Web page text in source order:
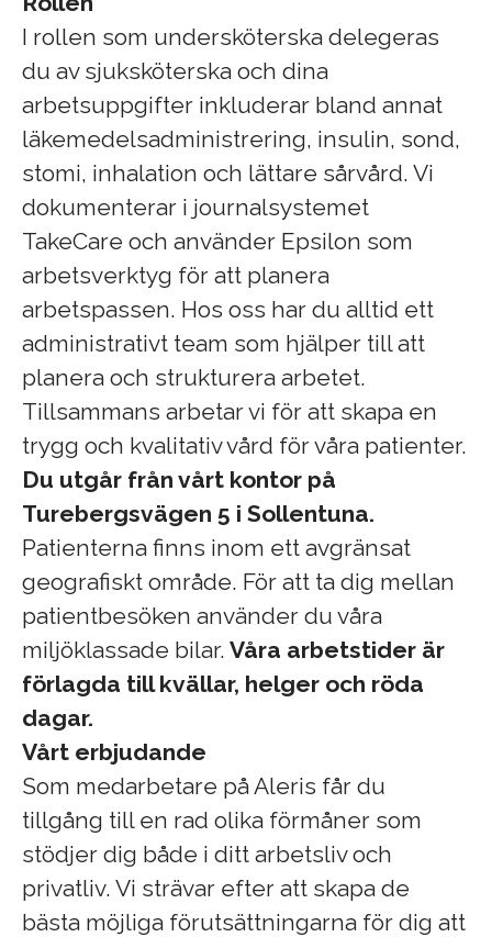
I rollen som undersköterska delegeras
du av sjuksköterska och dina
arbetsuppgifter inkluderar bland annat
läkemedelsadministrering, insulin, sond,
stomi, inhalation och lättare sårvård. Vi
dokumenterar i journalsystemet
TakeCare och använder Epsilon som
arbetsverktyg för att planera
arbetspassen. Hos oss har du alltid ett
administrativt team som hjälper till att
planera och strukturera arbetet.
Tillsammans arbetar vi för att skapa en
trygg och kvalitativ vård för våra patienter.
Du utgår från vårt kontor på
Turebergsvägen 5 i Sollentuna.
Patienterna finns inom ett avgränsat
geografiskt område. För att ta dig mellan
patientbesöken använder du våra
miljöklassade bilar. Våra arbetstider är
förlagda till kvällar, helger och röda
dagar.
Vårt erbjudande
Som medarbetare på Aleris får du
tillgång till en rad olika förmåner som
stödjer dig både i ditt arbetsliv och
privatliv. Vi strävar efter att skapa de
bästa möjliga förutsättningarna för dig att